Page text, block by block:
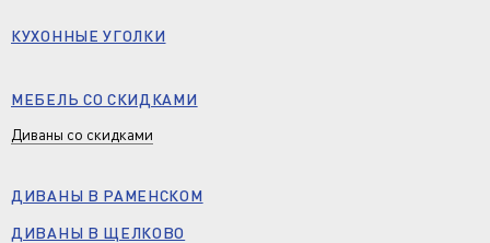
КУХОННЫЕ УГОЛКИ
МЕБЕЛЬ СО СКИДКАМИ
Диваны со скидками
ДИВАНЫ В РАМЕНСКОМ
ДИВАНЫ В ЩЕЛКОВО